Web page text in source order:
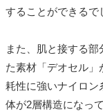
することができるで
また、肌と接する
た素材「デオセル
耗性に強いナイロン
体が2層構造になっ